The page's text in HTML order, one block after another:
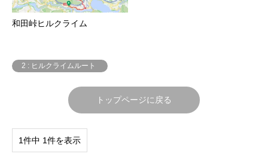
和田峠ヒルクライム
2 : ヒルクライムルート
トップページに戻る
1件中 1件を表示